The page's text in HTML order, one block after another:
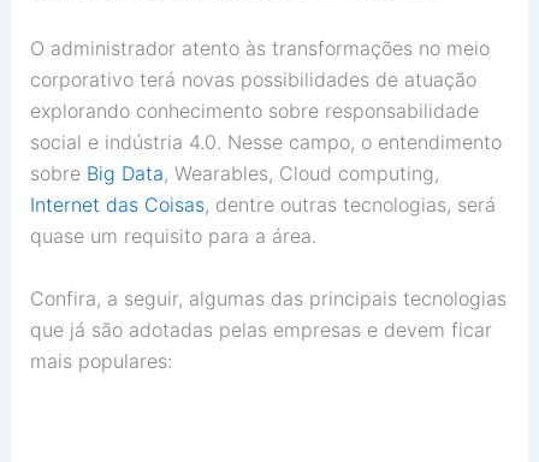
O administrador atento às transformações no meio
corporativo terá novas possibilidades de atuação
explorando conhecimento sobre responsabilidade
social e indústria 4.0. Nesse campo, o entendimento
sobre Big Data, Wearables, Cloud computing,
Internet das Coisas, dentre outras tecnologias, será
quase um requisito para a área.
Confira, a seguir, algumas das principais tecnologias
que já são adotadas pelas empresas e devem ficar
mais populares: